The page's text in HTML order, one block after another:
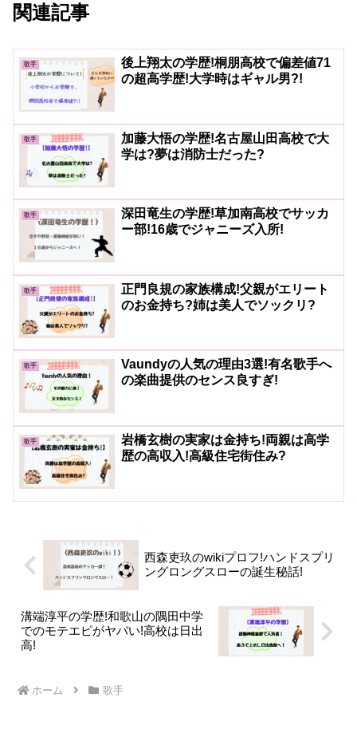
関連記事
歌手
後上翔太の学歴!桐朋高校で偏差値71
の超高学歴!大学時はギャル男?!
歌手
加藤大悟の学歴!名古屋山田高校で大
学は?夢は消防士だった?
歌手
深田竜生の学歴!草加南高校でサッカ
ー部!16歳でジャニーズ入所!
歌手
正門良規の家族構成!父親がエリート
のお金持ち?姉は美人でソックリ?
歌手
Vaundyの人気の理由3選!有名歌手へ
の楽曲提供のセンス良すぎ!
歌手
岩橋玄樹の実家は金持ち!両親は高学
歴の高収入!高級住宅街住み?
西森吏玖のwikiプロフ!ハンドスプリ
ングロングスローの誕生秘話!
溝端淳平の学歴!和歌山の隅田中学
でのモテエピがヤバい!高校は日出
高!
ホーム 歌手